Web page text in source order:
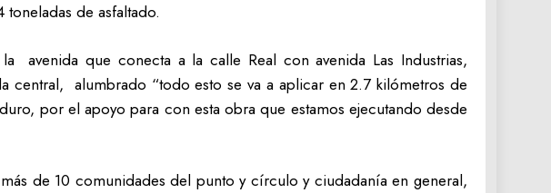
de asfaltado.
avenida que conecta a la calle Real con avenida Las Industrias,
central, alumbrado “todo esto se va a aplicar en 2.7 kilómetros de
por el apoyo para con esta obra que estamos ejecutando desde
de 10 comunidades del punto y círculo y ciudadanía en general,